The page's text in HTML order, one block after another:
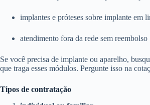
implantes e próteses sobre implante em
atendimento fora da rede sem reembolso
Se você precisa de implante ou aparelho,
que traga esses módulos. Pergunte isso na
Tipos de contratação